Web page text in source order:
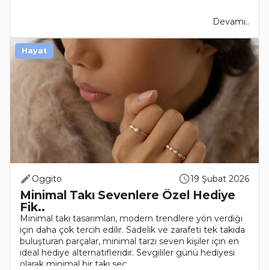
Devamı..
Oggito 19 Şubat 2026
Minimal Takı Sevenlere Özel Hediye
Fik..
Minimal takı tasarımları, modern trendlere yön verdiği
için daha çok tercih edilir. Sadelik ve zarafeti tek takıda
buluşturan parçalar, minimal tarzı seven kişiler için en
ideal hediye alternatifleridir. Sevgililer günü hediyesi
olarak minimal bir takı seç..
Hayat